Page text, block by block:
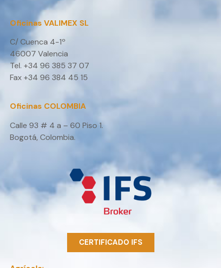
Oficinas VALIMEX SL
C/ Cuenca 4-1º
46007 Valencia
Tel. +34 96 385 37 07
Fax +34 96 384 45 15
Oficinas COLOMBIA
Calle 93 # 4 a – 60 Piso 1.
Bogotá, Colombia.
CERTIFICADO IFS